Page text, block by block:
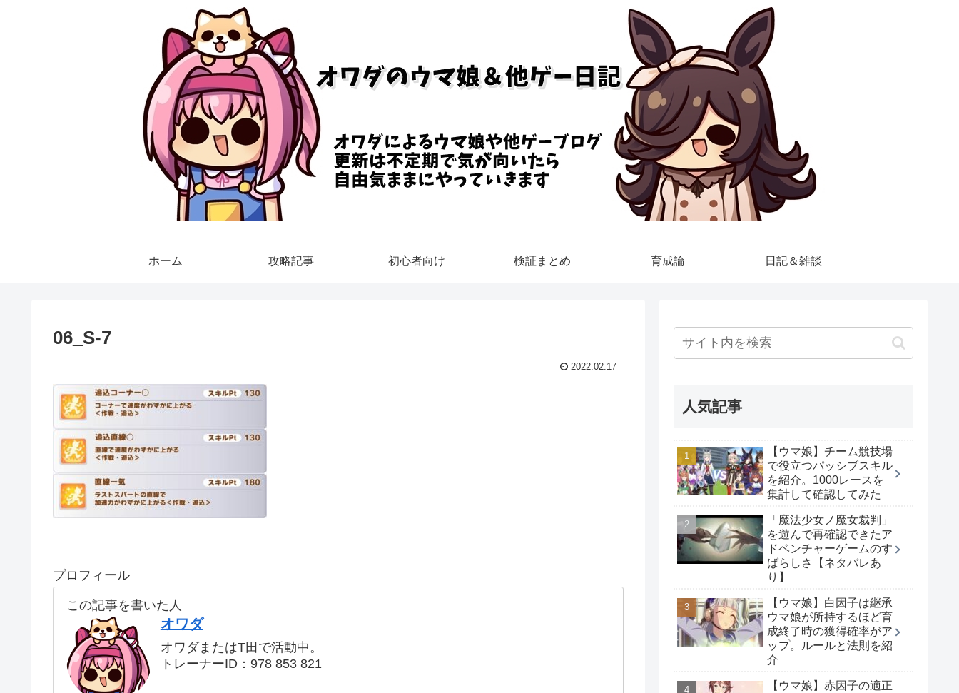
ホーム 攻略記事 初心者向け 検証まとめ 育成論 日記＆雑談
06_S-7
2022.02.17
プロフィール
この記事を書いた人
オワダ
オワダまたはT田で活動中。
トレーナーID：978 853 821
人気記事
【ウマ娘】チーム競技場
で役立つパッシブスキル
を紹介。1000レースを
集計して確認してみた
「魔法少女ノ魔女裁判」
を遊んで再確認できたア
ドベンチャーゲームのす
ばらしさ【ネタバレあ
り】
【ウマ娘】白因子は継承
ウマ娘が所持するほど育
成終了時の獲得確率がア
ップ。ルールと法則を紹
介
【ウマ娘】赤因子の適正